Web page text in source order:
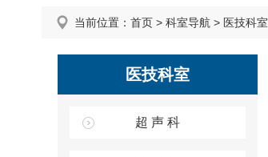
当前位置： 首页 > 科室导航 > 医技科室
医技科室
超 声 科